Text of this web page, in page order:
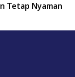
Tetap Nyaman